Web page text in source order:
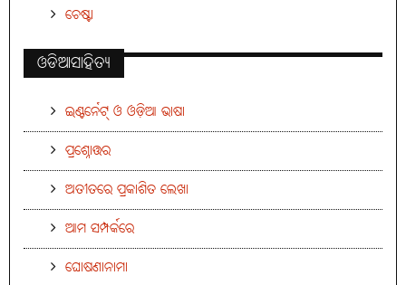
ଚେଷ୍ଟା
ଓଡିଆସାହିତ୍ୟ
ଇଣ୍ଟର୍ନେଟ୍ ଓ ଓଡ଼ିଆ ଭାଷା
ପ୍ରଶ୍ନୋତ୍ତର
ଅତୀତରେ ପ୍ରକାଶିତ ଲେଖା
ଆମ ସମ୍ପର୍କରେ
ଘୋଷଣାନାମା